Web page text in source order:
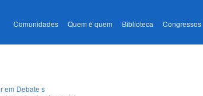
Comunidades Quem é quem Biblioteca Congressos
em Debate s